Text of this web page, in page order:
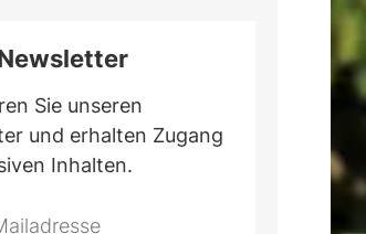
Sie unseren
und erhalten Zugang
Inhalten.